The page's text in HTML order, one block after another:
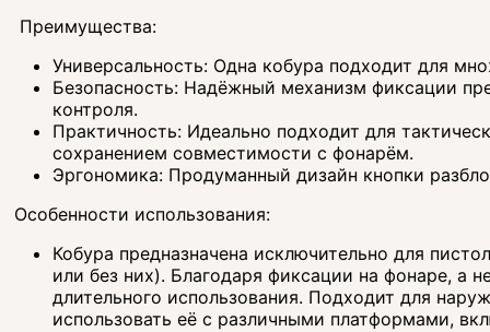
Преимущества:
Универсальность: Одна кобура подходит для
Безопасность: Надёжный механизм фиксации
контроля.
Практичность: Идеально подходит для
сохранением совместимости с фонарём.
Эргономика: Продуманный дизайн кнопки
Особенности использования:
Кобура предназначена исключительно для
или без них). Благодаря фиксации на фонаре, а
длительного использования. Подходит для
использовать её с различными платформами,